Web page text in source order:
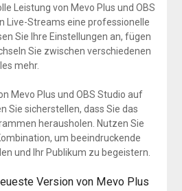
Leistung von Mevo Plus und OBS
Live-Streams eine professionelle
Sie Ihre Einstellungen an, fügen
Sie zwischen verschiedenen
mehr.
Mevo Plus und OBS Studio auf
Sie sicherstellen, dass Sie das
herausholen. Nutzen Sie
um beeindruckende
und Ihr Publikum zu begeistern.
Version von Mevo Plus